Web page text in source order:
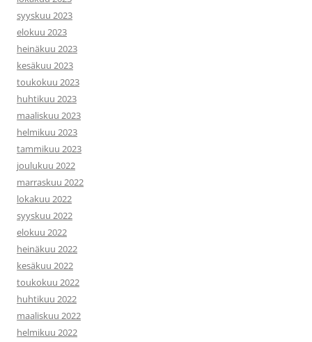
syyskuu 2023
elokuu 2023
heinäkuu 2023
kesäkuu 2023
toukokuu 2023
huhtikuu 2023
maaliskuu 2023
helmikuu 2023
tammikuu 2023
joulukuu 2022
marraskuu 2022
lokakuu 2022
syyskuu 2022
elokuu 2022
heinäkuu 2022
kesäkuu 2022
toukokuu 2022
huhtikuu 2022
maaliskuu 2022
helmikuu 2022